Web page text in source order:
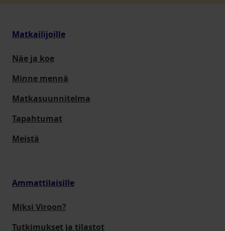
Matkailijoille
Näe ja koe
Minne mennä
Matkasuunnitelma
Tapahtumat
Meistä
Ammattilaisille
Miksi Viroon?
Tutkimukset ja tilastot